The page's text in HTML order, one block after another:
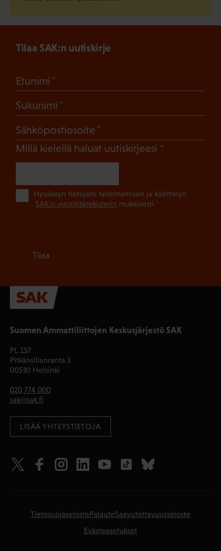
Suomen Ammattiliittojen Keskusjärjestö SAK
PL 157
Pitkänsillanranta 3
00530 Helsinki
020 774 000
sak@sak.fi
LISÄÄ YHTEYSTIETOJA
Tilaa SAK:n uutiskirje
Etunimi
Sukunimi
Sähköpostiosoite
Millä kielellä haluat uutiskirjeesi (Pakollinen)
Hyväksyn tietojeni tallentamisen ja käsittelyn
SAK:n viestintärekisterin mukaisesti *
Tilaa
TietosuojaselostePalauteSaavutettavuusseloste
Evästeasetukset